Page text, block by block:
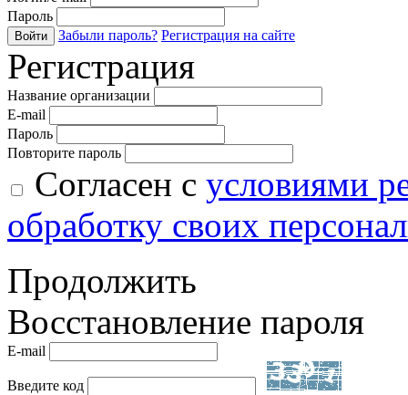
Пароль
Войти Забыли пароль? Регистрация на сайте
Регистрация
Название организации
E-mail
Пароль
Повторите пароль
Согласен с условиями
обработку своих
Продолжить
Восстановление пароля
E-mail
Введите код